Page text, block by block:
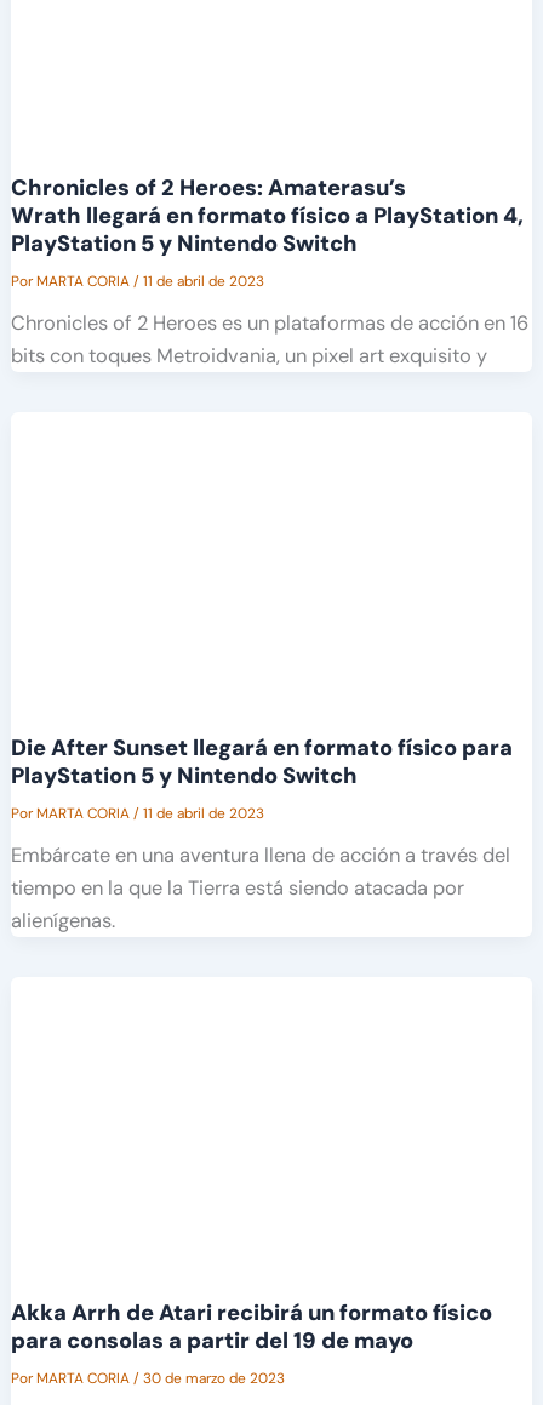
Chronicles of 2 Heroes: Amaterasu’s
Wrath llegará en formato físico a PlayStation 4,
PlayStation 5 y Nintendo Switch
PorMARTA CORIA/11 de abril de 2023
Chronicles of 2 Heroes es un plataformas de acción en 16
bits con toques Metroidvania, un pixel art exquisito y
Die After Sunset llegará en formato físico para
PlayStation 5 y Nintendo Switch
PorMARTA CORIA/11 de abril de 2023
Embárcate en una aventura llena de acción a través del
tiempo en la que la Tierra está siendo atacada por
alienígenas.
Akka Arrh de Atari recibirá un formato físico
para consolas a partir del 19 de mayo
PorMARTA CORIA/30 de marzo de 2023